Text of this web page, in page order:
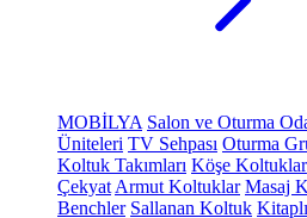
MOBİLYA Salon ve Oturma
Üniteleri TV Sehpası Oturma
Koltuk Takımları Köşe Koltuklar
Çekyat Armut Koltuklar Masaj
Benchler Sallanan Koltuk